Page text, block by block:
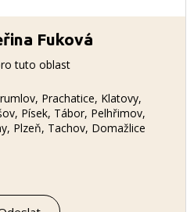
Fuková
tuto oblast
Prachatice, Klatovy,
Písek, Tábor, Pelhřimov,
Plzeň, Tachov, Domažlice